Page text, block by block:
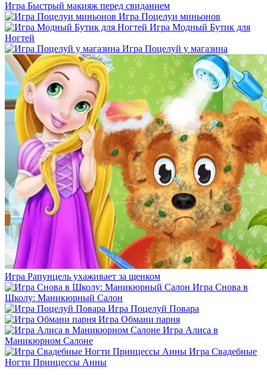
Игра Быстрый макияж перед свиданием
Игра Поцелуи миньонов
Игра Модный Бутик для
Ногтей
Игра Поцелуй у магазина
Игра Рапунцель ухаживает за щенком
Игра Снова в
Школу: Маникюрный Салон
Игра Поцелуй Повара
Игра Обмани парня
Игра Алиса в
Маникюрном Салоне
Игра Свадебные
Ногти Принцессы Анны